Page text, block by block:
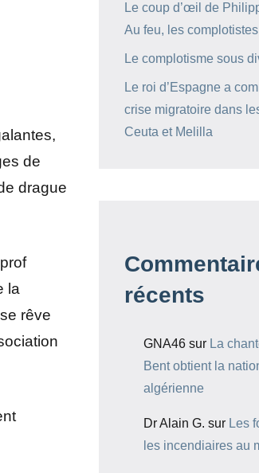
de
drague
la
rêve
Le coup d’œil de
Au feu, les complotistes
Le complotisme sous
Le roi d’Espagne a
crise migratoire dans
Ceuta et Melilla
récents
GNA46 sur La
Bent obtient la
algérienne
Dr Alain G. sur Les
les incendiaires au